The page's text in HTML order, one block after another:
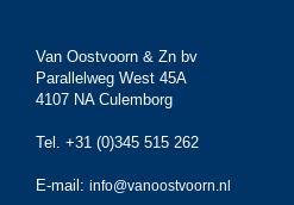
Van Oostvoorn & Zn bv
Parallelweg West 45A
4107 NA Culemborg
Tel. +31 (0)345 515 262
E-mail: info@vanoostvoorn.nl